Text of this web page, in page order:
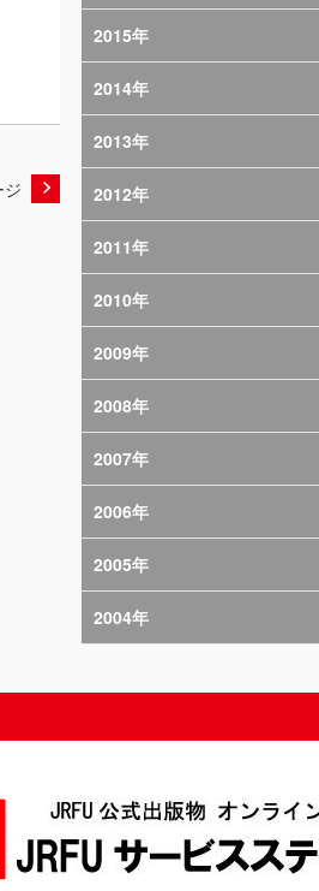
ジ
2015年
2014年
2013年
2012年
2011年
2010年
2009年
2008年
2007年
2006年
2005年
2004年